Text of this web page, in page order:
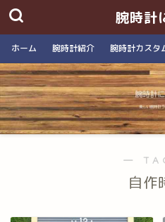
腕時計
ホーム 腕時計紹介 腕時計カスタ
―
自作